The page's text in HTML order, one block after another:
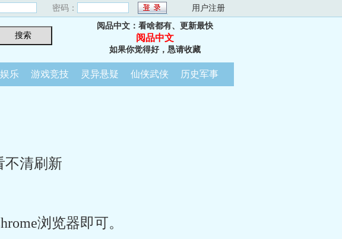
密码： 用户注册
阅品中文：看啥都有、更新最快
阅品中文
如果你觉得好，恳请收藏
乐 游戏竞技 灵异悬疑 仙侠武侠 历史军事
不清刷新
浏览器即可。